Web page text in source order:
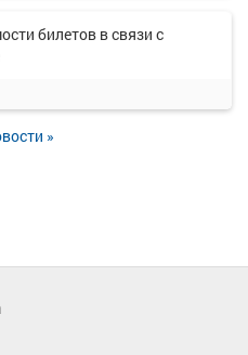
билетов в связи с
»